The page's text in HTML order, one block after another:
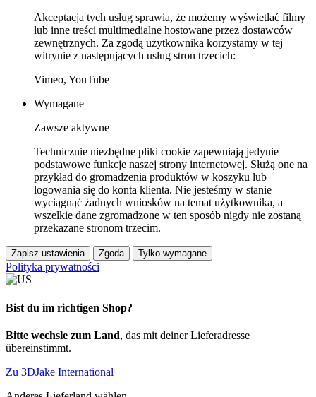
Akceptacja tych usług sprawia, że możemy wyświetlać filmy
lub inne treści multimedialne hostowane przez dostawców
zewnętrznych. Za zgodą użytkownika korzystamy w tej
witrynie z następujących usług stron trzecich:
Vimeo, YouTube
Wymagane
Zawsze aktywne
Technicznie niezbędne pliki cookie zapewniają jedynie
podstawowe funkcje naszej strony internetowej. Służą one na
przykład do gromadzenia produktów w koszyku lub
logowania się do konta klienta. Nie jesteśmy w stanie
wyciągnąć żadnych wniosków na temat użytkownika, a
wszelkie dane zgromadzone w ten sposób nigdy nie zostaną
przekazane stronom trzecim.
Zapisz ustawienia Zgoda Tylko wymagane
Polityka prywatności
Bist du im richtigen Shop?
Bitte wechsle zum Land, das mit deiner Lieferadresse
übereinstimmt.
Zu 3DJake International